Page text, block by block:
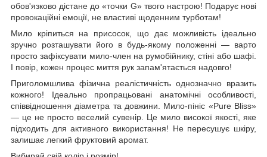
обов'язково дістане до «точки G» твого настрою! Подарує нові
провокаційні емоції, не властиві щоденним турботам!
Мило кріпиться на присосок, що дає можливість ідеально
зручно розташувати його в будь-якому положенні — варто
просто зафіксувати мило-член на румобійнику, стіні або шафі.
І повір, кожен процес миття рук запам'ятається надовго!
Приголомшлива фізична реалістичність однозначно вразить
кожного! Ідеально пропрацьовані анатомічні особливості,
співвідношення діаметра та довжини. Мило-пініс «Pure Bliss»
— це не просто веселий сувенір. Це мило високої якості, яке
підходить для активного використання! Не пересушує шкіру,
залишає легкий фруктовий аромат.